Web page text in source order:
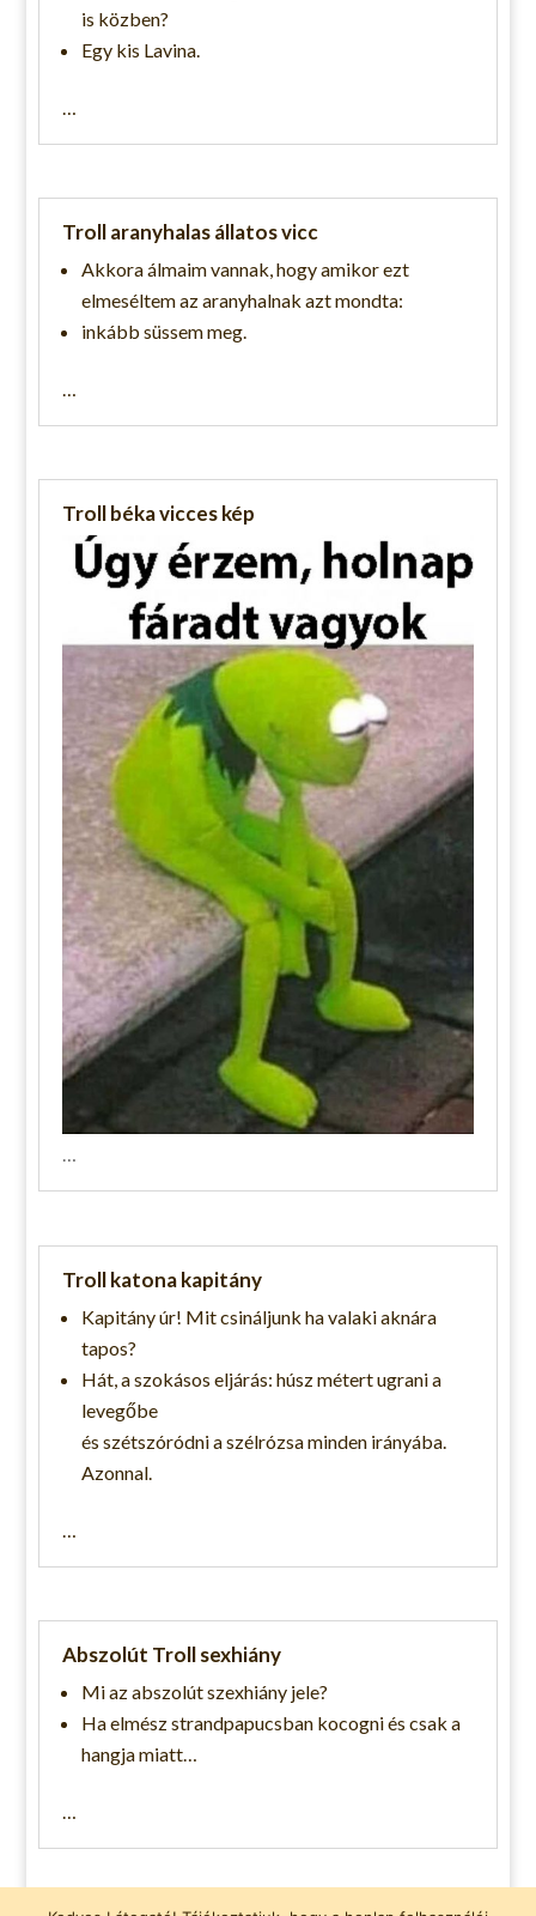
is közben?
Egy kis Lavina.
…
Troll aranyhalas állatos vicc
Akkora álmaim vannak, hogy amikor ezt
elmeséltem az aranyhalnak azt mondta:
inkább süssem meg.
…
Troll béka vicces kép
…
Troll katona kapitány
Kapitány úr! Mit csináljunk ha valaki aknára
tapos?
Hát, a szokásos eljárás: húsz métert ugrani a
levegőbe
és szétszóródni a szélrózsa minden irányába.
Azonnal.
Abszolút Troll sexhiány
Mi az abszolút szexhiány jele?
Ha elmész strandpapucsban kocogni és csak a
hangja miatt…